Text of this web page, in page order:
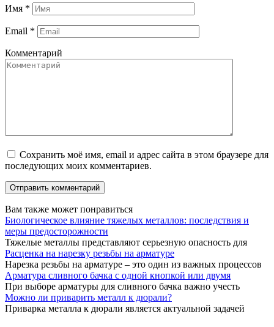
Имя *
Email *
Комментарий
Сохранить моё имя, email и адрес сайта в этом браузере для
последующих моих комментариев.
Вам также может понравиться
Биологическое влияние тяжелых металлов: последствия и
меры предосторожности
Тяжелые металлы представляют серьезную опасность для
Расценка на нарезку резьбы на арматуре
Нарезка резьбы на арматуре – это один из важных процессов
Арматура сливного бачка с одной кнопкой или двумя
При выборе арматуры для сливного бачка важно учесть
Можно ли приварить металл к дюрали?
Приварка металла к дюрали является актуальной задачей